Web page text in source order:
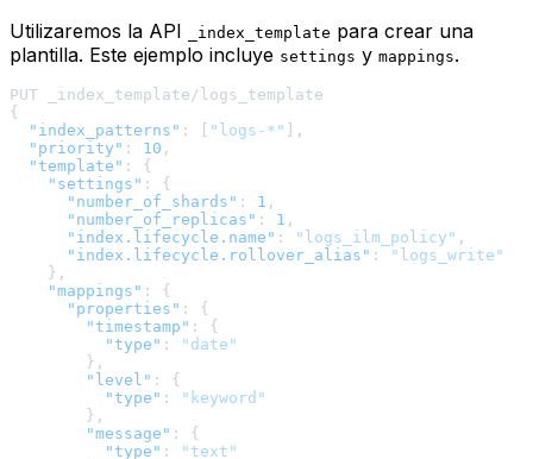
Utilizaremos la API _index_template para crear una
plantilla. Este ejemplo incluye settings y mappings.
{
"index_patterns" : "logs-*"
,
"priority" : 10 ,
"template" :
{
"settings" :
{
"number_of_shards" : 1 ,
"number_of_replicas" : 1 ,
"index.lifecycle.name" : "logs_ilm_policy" ,
"index.lifecycle.rollover_alias" :
"logs_write"
} ,
"mappings" :
{
"properties" :
{
"timestamp" :
{
"type" :
"date"
} ,
"level" :
{
"type" :
"keyword"
} ,
"message" :
{
"type" :
"text"